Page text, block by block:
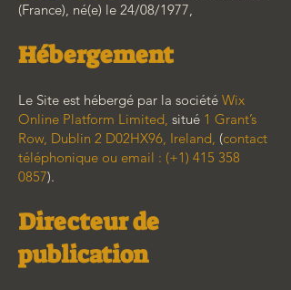
(France), né(e) le 24/08/1977,
Hébergement
Le Site est hébergé par la société Wix
Online Platform Limited, situé 1 Grant’s
Row, Dublin 2 D02HX96, Ireland, (contact
téléphonique ou email : (+1) 415 358
0857).
Directeur de
publication